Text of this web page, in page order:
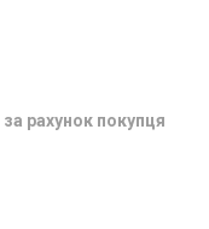
за рахунок покупця